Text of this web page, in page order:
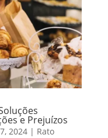
e Prejuízos
2024| Rato